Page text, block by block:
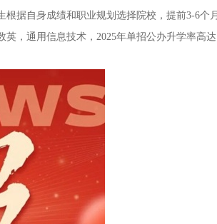
据自身成绩和职业规划选择院校，提前3-6个
英，通用信息技术， 2025年单招公办升学率高达